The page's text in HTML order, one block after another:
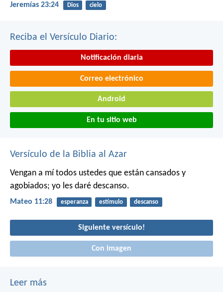
Jeremías 23:24 Dios cielo
Reciba el Versículo Diario:
Notificación diaria
Correo electrónico
Android
En tu sitio web
Versículo de la Biblia al Azar
Vengan a mí todos ustedes que están cansados y
agobiados; yo les daré descanso.
Mateo 11:28 esperanza estímulo descanso
Siguiente versículo!
Con imagen
Leer más